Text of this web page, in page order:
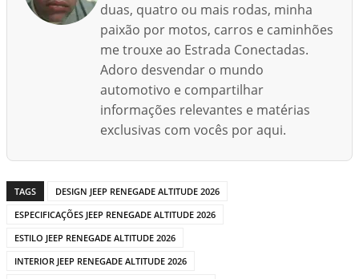
d
o
.
.
.
duas, quatro ou mais rodas, minha
paixão por motos, carros e caminhões
me trouxe ao Estrada Conectadas.
Adoro desvendar o mundo
automotivo e compartilhar
informações relevantes e matérias
exclusivas com vocês por aqui.
TAGS
DESIGN JEEP RENEGADE ALTITUDE 2026
ESPECIFICAÇÕES JEEP RENEGADE ALTITUDE 2026
ESTILO JEEP RENEGADE ALTITUDE 2026
INTERIOR JEEP RENEGADE ALTITUDE 2026